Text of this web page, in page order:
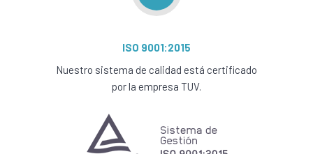
ISO 9001:2015
Nuestro sistema de calidad está certificado
por la empresa TUV.